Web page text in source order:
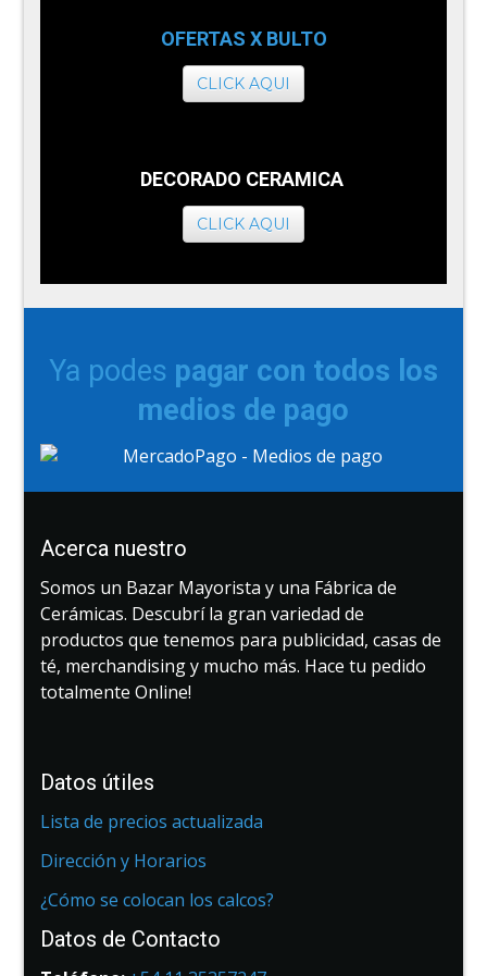
OFERTAS X BULTO
CLICK AQUI
DECORADO CERAMICA
CLICK AQUI
Ya podes pagar con todos los
medios de pago
Acerca nuestro
Somos un Bazar Mayorista y una Fábrica de
Cerámicas. Descubrí la gran variedad de
productos que tenemos para publicidad, casas de
té, merchandising y mucho más. Hace tu pedido
totalmente Online!
Datos útiles
Lista de precios actualizada
Dirección y Horarios
¿Cómo se colocan los calcos?
Datos de Contacto